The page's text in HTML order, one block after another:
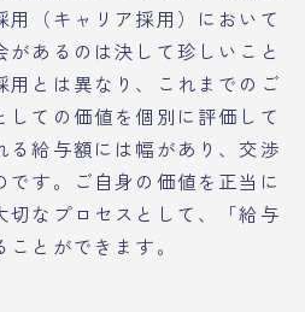
用（キャリア採用）において
があるのは決して珍しいこと
用とは異なり、これまでのご
ての価値を個別に評価して
る給与額には幅があり、交渉
です。ご自身の価値を正当に
切なプロセスとして、「給与
とができます。